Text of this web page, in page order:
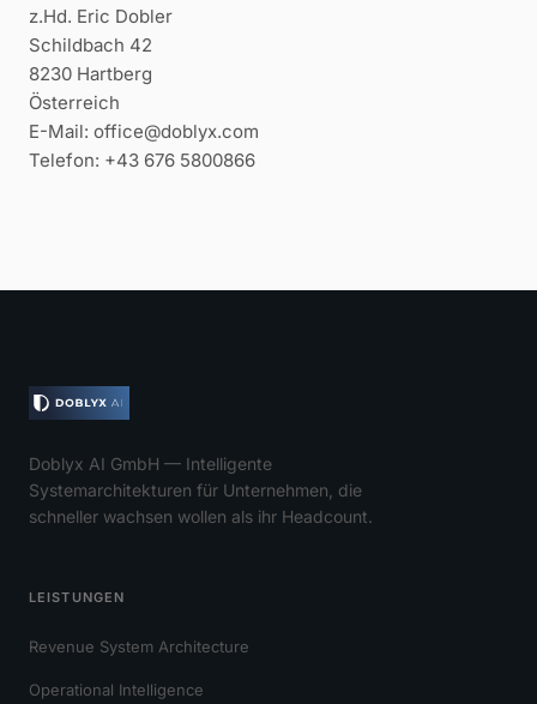
z.Hd. Eric Dobler
Schildbach 42
8230 Hartberg
Österreich
E-Mail: office@doblyx.com
Telefon: +43 676 5800866
Doblyx AI GmbH — Intelligente
Systemarchitekturen für Unternehmen, die
schneller wachsen wollen als ihr Headcount.
LEISTUNGEN
Revenue System Architecture
Operational Intelligence